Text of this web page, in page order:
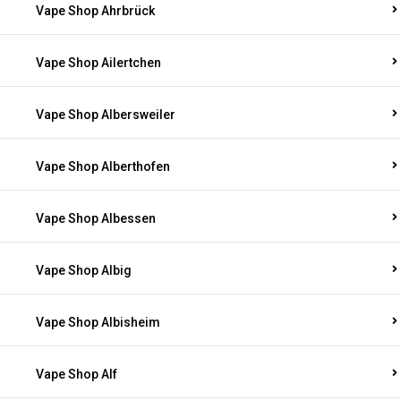
Vape Shop Ahrbrück
Vape Shop Ailertchen
Vape Shop Albersweiler
Vape Shop Alberthofen
Vape Shop Albessen
Vape Shop Albig
Vape Shop Albisheim
Vape Shop Alf